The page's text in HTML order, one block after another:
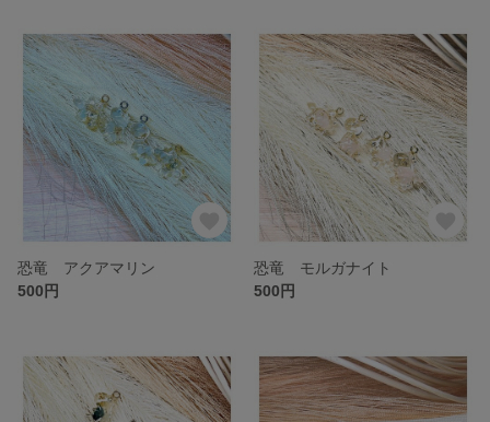
恐竜 アクアマリン
500円
恐竜 モルガナイト
500円